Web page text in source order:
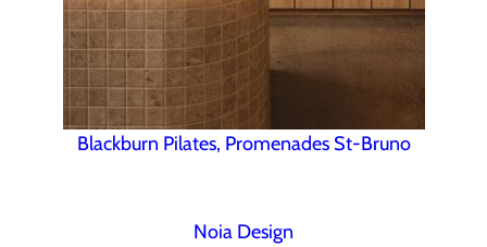
Blackburn Pilates, Promenades St-Bruno
Noia Design